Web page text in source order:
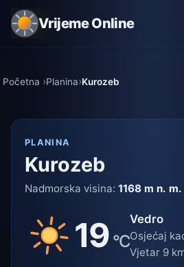
Vrijeme Online
Početna Planina Kurozeb
PLANINA
Kurozeb
Nadmorska visina:1168 m n. m.
19 °C
Vedro
Osjećaj
Vjetar 9